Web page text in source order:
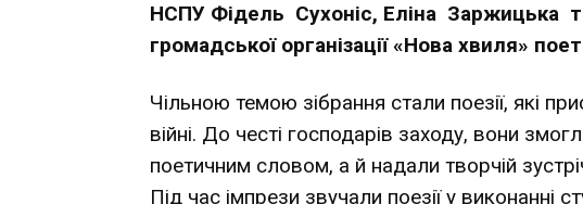
НСПУ Фідель Сухоніс, Еліна Заржицька
громадської організації «Нова хвиля»
Чільною темою зібрання стали поезії, які
війні. До честі господарів заходу, вони
поетичним словом, а й надали творчій
Під час імпрези звучали поезії у виконанні